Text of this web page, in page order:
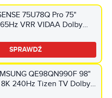
75U78Q Pro 75"
VRR VIDAA Dolby
SPRAWDŹ
QE98QN990F 98"
240Hz Tizen TV Dolby